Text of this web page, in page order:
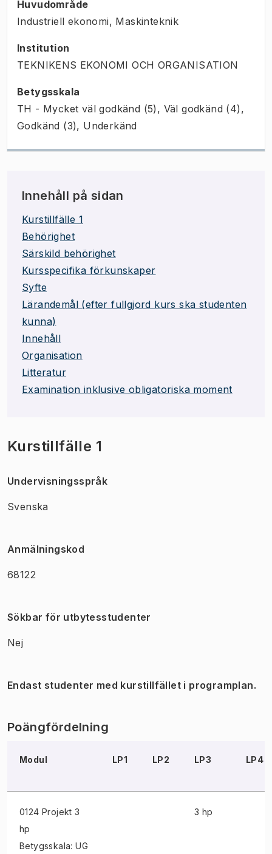
Huvudområde
Industriell ekonomi, Maskinteknik
Institution
TEKNIKENS EKONOMI OCH ORGANISATION
Betygsskala
TH - Mycket väl godkänd (5), Väl godkänd (4),
Godkänd (3), Underkänd
Innehåll på sidan
Kurstillfälle 1
Behörighet
Särskild behörighet
Kursspecifika förkunskaper
Syfte
Lärandemål (efter fullgjord kurs ska studenten
kunna)
Innehåll
Organisation
Litteratur
Examination inklusive obligatoriska moment
Kurstillfälle 1
Undervisningsspråk
Svenska
Anmälningskod
68122
Sökbar för utbytesstudenter
Nej
Endast studenter med kurstillfället i programplan.
Poängfördelning
Modul LP1 LP2 LP3 LP4
0124 Projekt 3
hp
Betygsskala: UG
3 hp